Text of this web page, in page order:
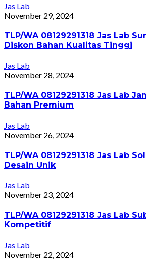
Jas Lab
November 29, 2024
TLP/WA 08129291318 Jas Lab
Diskon Bahan Kualitas Tinggi
Jas Lab
November 28, 2024
TLP/WA 08129291318 Jas Lab
Bahan Premium
Jas Lab
November 26, 2024
TLP/WA 08129291318 Jas Lab
Desain Unik
Jas Lab
November 23, 2024
TLP/WA 08129291318 Jas Lab
Kompetitif
Jas Lab
November 22, 2024